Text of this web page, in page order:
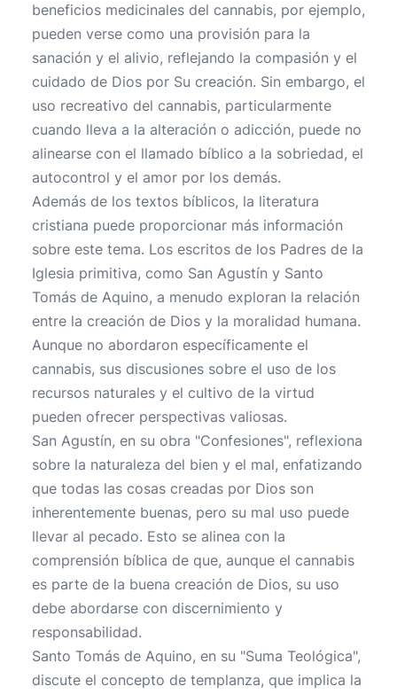
beneficios medicinales del cannabis, por ejemplo,
pueden verse como una provisión para la
sanación y el alivio, reflejando la compasión y el
cuidado de Dios por Su creación. Sin embargo, el
uso recreativo del cannabis, particularmente
cuando lleva a la alteración o adicción, puede no
alinearse con el llamado bíblico a la sobriedad, el
autocontrol y el amor por los demás.
Además de los textos bíblicos, la literatura
cristiana puede proporcionar más información
sobre este tema. Los escritos de los Padres de la
Iglesia primitiva, como San Agustín y Santo
Tomás de Aquino, a menudo exploran la relación
entre la creación de Dios y la moralidad humana.
Aunque no abordaron específicamente el
cannabis, sus discusiones sobre el uso de los
recursos naturales y el cultivo de la virtud
pueden ofrecer perspectivas valiosas.
San Agustín, en su obra "Confesiones", reflexiona
sobre la naturaleza del bien y el mal, enfatizando
que todas las cosas creadas por Dios son
inherentemente buenas, pero su mal uso puede
llevar al pecado. Esto se alinea con la
comprensión bíblica de que, aunque el cannabis
es parte de la buena creación de Dios, su uso
debe abordarse con discernimiento y
responsabilidad.
Santo Tomás de Aquino, en su "Suma Teológica",
discute el concepto de templanza, que implica la